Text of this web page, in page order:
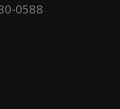
0588